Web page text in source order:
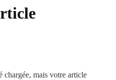
chargée, mais votre article